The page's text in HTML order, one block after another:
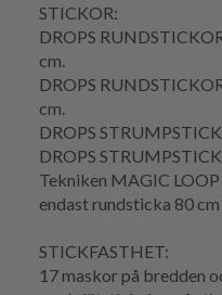
STICKOR:
DROPS
cm.
DROPS
cm.
DROPS
DROPS
Tekniken MAGIC LOOP
endastrundsticka 80
STICKFASTHET:
17 maskor på bredden